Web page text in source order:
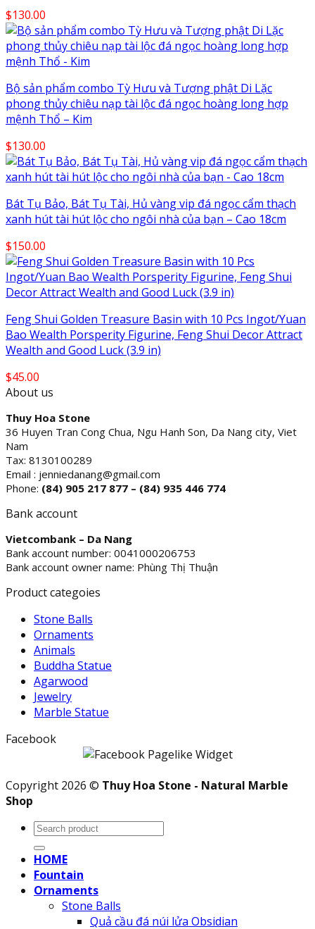
$130.00
Bộ sản phẩm combo Tỳ Hưu và Tượng phật Di Lặc
phong thủy chiêu nạp tài lộc đá ngọc hoàng long hợp
mệnh Thổ – Kim
$130.00
Bát Tụ Bảo, Bát Tụ Tài, Hủ vàng vip đá ngọc cẩm thạch
xanh hút tài hút lộc cho ngôi nhà của bạn – Cao 18cm
$150.00
Feng Shui Golden Treasure Basin with 10 Pcs Ingot/Yuan
Bao Wealth Porsperity Figurine, Feng Shui Decor Attract
Wealth and Good Luck (3.9 in)
$45.00
About us
Thuy Hoa Stone
36 Huyen Tran Cong Chua, Ngu Hanh Son, Da Nang city, Viet
Nam
Tax: 8130100289
Email : jenniedanang@gmail.com
Phone: (84) 905 217 877 – (84) 935 446 774
Bank account
Vietcombank – Da Nang
Bank account number: 0041000206753
Bank account owner name: Phùng Thị Thuận
Product categoies
Stone Balls
Ornaments
Animals
Buddha Statue
Agarwood
Jewelry
Marble Statue
Facebook
Copyright 2026 © Thuy Hoa Stone - Natural Marble
Shop
Search
for:
HOME
Fountain
Ornaments
Stone Balls
Quả cầu đá núi lửa Obsidian